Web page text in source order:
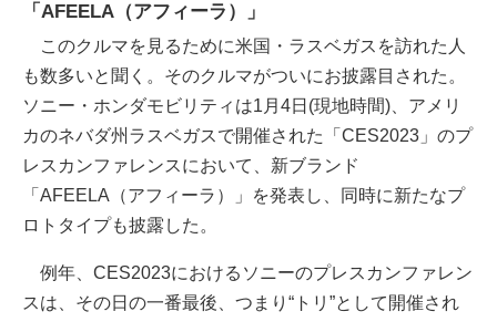
「AFEELA（アフィーラ）」
このクルマを見るために米国・ラスベガスを訪れた人
も数多いと聞く。そのクルマがついにお披露目された。
ソニー・ホンダモビリティは1月4日(現地時間)、アメリ
カのネバダ州ラスベガスで開催された「CES2023」のプ
レスカンファレンスにおいて、新ブランド
「AFEELA（アフィーラ）」を発表し、同時に新たなプ
ロトタイプも披露した。
例年、CES2023におけるソニーのプレスカンファレン
スは、その日の一番最後、つまり“トリ”として開催され